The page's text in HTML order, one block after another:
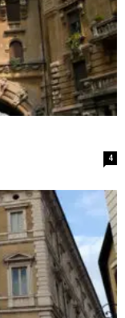
4